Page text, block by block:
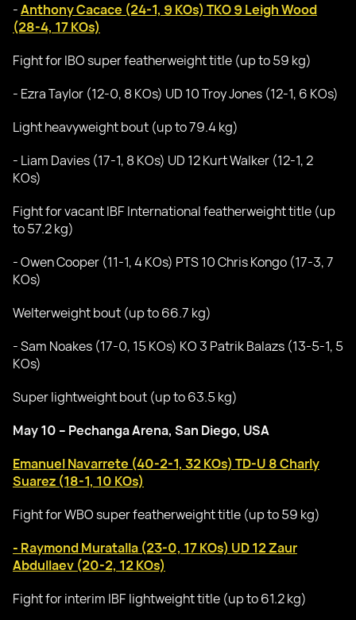
-Anthony Cacace (24-1, 9 KOs) TKO 9 Leigh Wood
(28-4, 17 KOs)
Fight for IBO super featherweight title (up to 59 kg)
- Ezra Taylor (12-0, 8 KOs) UD 10 Troy Jones (12-1, 6 KOs)
Light heavyweight bout (up to 79.4 kg)
- Liam Davies (17-1, 8 KOs) UD 12 Kurt Walker (12-1, 2
KOs)
Fight for vacant IBF International featherweight title (up
to 57.2 kg)
- Owen Cooper (11-1, 4 KOs) PTS 10 Chris Kongo (17-3, 7
KOs)
Welterweight bout (up to 66.7 kg)
- Sam Noakes (17-0, 15 KOs) KO 3 Patrik Balazs (13-5-1, 5
KOs)
Super lightweight bout (up to 63.5 kg)
May 10 – Pechanga Arena, San Diego, USA
Emanuel Navarrete (40-2-1, 32 KOs) TD-U 8 Charly
Suarez (18-1, 10 KOs)
Fight for WBO super featherweight title (up to 59 kg)
- Raymond Muratalla (23-0, 17 KOs) UD 12 Zaur
Abdullaev (20-2, 12 KOs)
Fight for interim IBF lightweight title (up to 61.2 kg)